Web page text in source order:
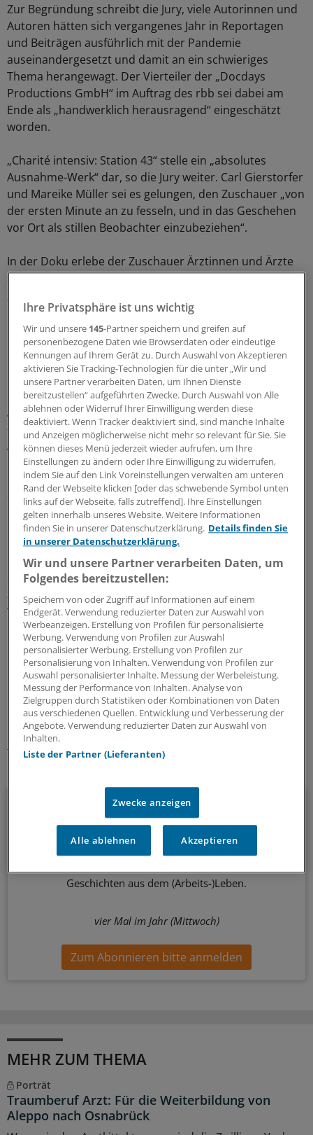
Zur Begründung schreibt die Jury, viele Autorinnen und
Autoren hätten sich vergangenes Jahr in Reportagen
und Beiträgen ausführlich mit der Pandemie
auseinandergesetzt und damit an ein schwieriges
Thema herangewagt. Der Vierteiler der „Docdays
Productions GmbH“ im Auftrag des rbb sei dabei am
Ende als „handwerklich herausragend“ eingeschätzt
worden.
„Charité intensiv: Station 43“ stelle ein „absolutes
Ausnahme-Werk“ dar, so die Jury weiter. Carl Gierstorfer
und Mareike Müller sei es gelungen, den Zuschauer „von
der ersten Minute an zu fesseln, und in das Geschehen
vor Ort als stillen Beobachter einzubeziehen“.
In der Doku erlebe der Zuschauer Ärztinnen und Ärzte
sowie Pflegekräfte der Berliner Charité, die mit
nicht davor scheuen, im kollegialen Gespräch ihre
Entscheidungen zu reflektieren“.
Einblick in die Notlage auf Intensiv
Es würden Entscheidungen in einem Grenzbereich
getroffen, „stets in der Hoffnung, das Blatt noch
abwenden zu können“. Wer „Charité intensiv: Station 43“
gesehen habe, verstehe die Notlage auf den
Intensivstationen der Kliniken in der Pandemie, so das
Fazit der Jury zu „"Charité intensiv: Station 43“. Die Doku-
Serie wurde zuvor bereits mit dem Deutschen
Fernsehpreis 2021 geehrt.
Der Hartmannbund vergibt seinen Film- und
Fernsehpreis seit 1966. Der Preis solle einen „Ansporn
setzen, dass die großen, mit dem lebenden Bild
arbeitenden Massenmedien in ihrer Darstellung der
Wirklichkeit ärztlichen Handelns Rechnung tragen“,
erklärte der Hartmannbund am Freitag via
Pressemitteilung.(hom)
0
Schlagworte:
Gesellschaft
Menschen & Leben
Persönlichkeiten und Kolleginnen und Kollegen, die etwas
Geschichten aus dem (Arbeits-)Leben.
vier Mal im Jahr (Mittwoch)
Zum Abonnieren bitte anmelden
MEHR ZUM THEMA
Porträt
Traumberuf Arzt: Für die Weiterbildung von
Aleppo nach Osnabrück
Ihre Privatsphäre ist uns wichtig
Wir und unsere 145-Partner speichern und greifen auf
personenbezogene Daten wie Browserdaten oder eindeutige
Kennungen auf Ihrem Gerät zu. Durch Auswahl von Akzeptieren
aktivieren Sie Tracking-Technologien für die unter „Wir und
unsere Partner verarbeiten Daten, um Ihnen Dienste
bereitzustellen“ aufgeführten Zwecke. Durch Auswahl von Alle
ablehnen oder Widerruf Ihrer Einwilligung werden diese
deaktiviert. Wenn Tracker deaktiviert sind, sind manche Inhalte
und Anzeigen möglicherweise nicht mehr so relevant für Sie. Sie
können dieses Menü jederzeit wieder aufrufen, um Ihre
Einstellungen zu ändern oder Ihre Einwilligung zu widerrufen,
indem Sie auf den Link Voreinstellungen verwalten am unteren
Rand der Webseite klicken [oder das schwebende Symbol unten
links auf der Webseite, falls zutreffend]. Ihre Einstellungen
gelten innerhalb unseres Website. Weitere Informationen
finden Sie in unserer Datenschutzerklärung. Details finden Sie
in unserer Datenschutzerklärung.
Wir und unsere Partner verarbeiten Daten, um
Folgendes bereitzustellen:
Speichern von oder Zugriff auf Informationen auf einem
Endgerät. Verwendung reduzierter Daten zur Auswahl von
Werbeanzeigen. Erstellung von Profilen für personalisierte
Werbung. Verwendung von Profilen zur Auswahl
personalisierter Werbung. Erstellung von Profilen zur
Personalisierung von Inhalten. Verwendung von Profilen zur
Auswahl personalisierter Inhalte. Messung der Werbeleistung.
Messung der Performance von Inhalten. Analyse von
Zielgruppen durch Statistiken oder Kombinationen von Daten
aus verschiedenen Quellen. Entwicklung und Verbesserung der
Angebote. Verwendung reduzierter Daten zur Auswahl von
Inhalten.
Liste der Partner (Lieferanten)
Zwecke anzeigen
Alle ablehnen Akzeptieren